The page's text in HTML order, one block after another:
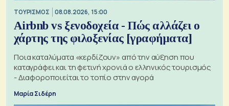
ΤΟΥΡΙΣΜΟΣ 08.08.2026, 15:00
Airbnb vs ξενοδοχεία - Πώς αλλάζει ο
χάρτης της φιλοξενίας [γραφήματα]
Ποια καταλύματα «κερδίζουν» από την αύξηση που
καταγράφει και τη φετινή χρονιά ο ελληνικός τουρισμός
- Διαφοροποιείται το τοπίο στην αγορά
Μαρία Σιδέρη